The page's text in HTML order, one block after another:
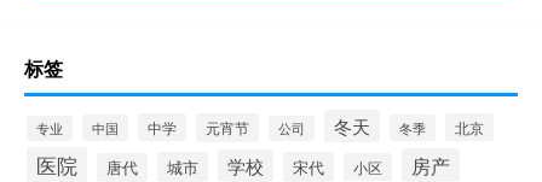
标签
专业 中国 中学 元宵节 公司 冬天 冬季 北京
医院 唐代 城市 学校 宋代 小区 房产